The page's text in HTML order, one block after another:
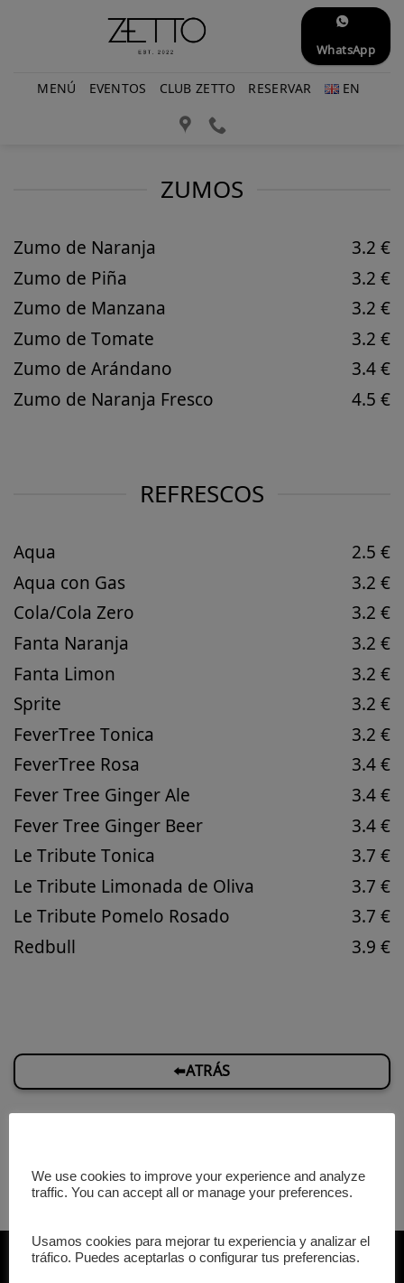
WhatsApp
MENÚ EVENTOS CLUB ZETTO RESERVAR EN
ZUMOS
Zumo de Naranja
Zumo de Piña
Zumo de Manzana
Zumo de Tomate
Zumo de Arándano
Zumo de Naranja Fresco
3.2 €
3.2 €
3.2 €
3.2 €
3.4 €
4.5 €
REFRESCOS
Aqua
Aqua con Gas
Cola/Cola Zero
Fanta Naranja
Fanta Limon
Sprite
FeverTree Tonica
FeverTree Rosa
Fever Tree Ginger Ale
Fever Tree Ginger Beer
Le Tribute Tonica
Le Tribute Limonada de Oliva
Le Tribute Pomelo Rosado
Redbull
2.5 €
3.2 €
3.2 €
3.2 €
3.2 €
3.2 €
3.2 €
3.4 €
3.4 €
3.4 €
3.7 €
3.7 €
3.7 €
3.9 €
⬅️ATRÁS
Nuestros Aliados
We use cookies to improve your experience and analyze
traffic. You can accept all or manage your preferences.
Usamos cookies para mejorar tu experiencia y analizar el
tráfico. Puedes aceptarlas o configurar tus preferencias.